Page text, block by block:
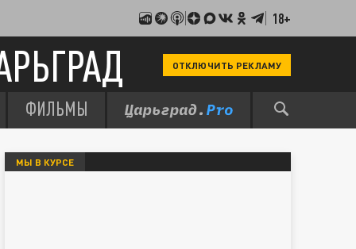
18+
ОТКЛЮЧИТЬ РЕКЛАМУ
ФИЛЬМЫ
МЫ В КУРСЕ